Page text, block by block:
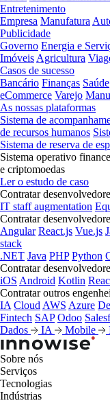
Entretenimento
Empresa Manufatura
Publicidade
Governo Energia e
Imóveis Agricultura
Casos de sucesso
Bancário Finanças Saúde
eCommerce Varejo
As nossas plataformas
Sistema de
de recursos humanos
Sistema de reserva de
Sistema operativo
e criptomoedas
Ler o estudo de caso
Contratar
IT staff augmentation
Contratar
Angular React.js Vue.js
stack
.NET Java PHP Python
Contratar
iOS Android Kotlin
Contratar outros
IA Cloud AWS Azure
Fintech SAP Odoo
Dados
IA Mobile
Sobre nós
Serviços
Tecnologias
Indústrias